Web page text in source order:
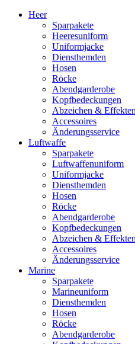
Heer
Sparpakete
Heeresuniform
Uniformjacke
Diensthemden
Hosen
Röcke
Abendgarderobe
Kopfbedeckungen
Abzeichen & Effekten
Accessoires
Änderungsservice
Luftwaffe
Sparpakete
Luftwaffenuniform
Uniformjacke
Diensthemden
Hosen
Röcke
Abendgarderobe
Kopfbedeckungen
Abzeichen & Effekten
Accessoires
Änderungsservice
Marine
Sparpakete
Marineuniform
Diensthemden
Hosen
Röcke
Abendgarderobe